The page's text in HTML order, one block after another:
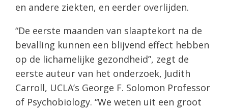
en andere ziekten, en eerder overlijden.
“De eerste maanden van slaaptekort na de
bevalling kunnen een blijvend effect hebben
op de lichamelijke gezondheid”, zegt de
eerste auteur van het onderzoek, Judith
Carroll, UCLA’s George F. Solomon Professor
of Psychobiology. “We weten uit een groot